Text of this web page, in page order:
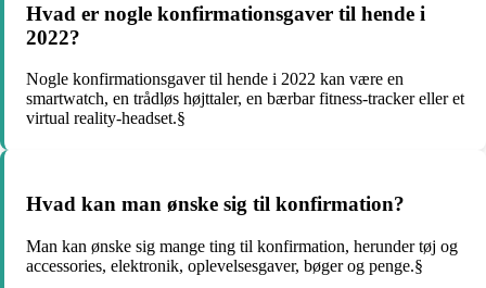
Hvad er nogle konfirmationsgaver til hende i
2022?
Nogle konfirmationsgaver til hende i 2022 kan være en
smartwatch, en trådløs højttaler, en bærbar fitness-tracker eller et
virtual reality-headset.§
Hvad kan man ønske sig til konfirmation?
Man kan ønske sig mange ting til konfirmation, herunder tøj og
accessories, elektronik, oplevelsesgaver, bøger og penge.§